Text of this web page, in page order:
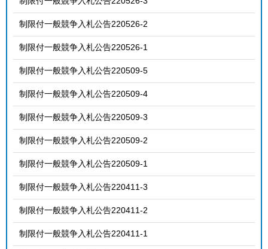
制限付一般競争入札公告220526-2
制限付一般競争入札公告220526-1
制限付一般競争入札公告220509-5
制限付一般競争入札公告220509-4
制限付一般競争入札公告220509-3
制限付一般競争入札公告220509-2
制限付一般競争入札公告220509-1
制限付一般競争入札公告220411-3
制限付一般競争入札公告220411-2
制限付一般競争入札公告220411-1